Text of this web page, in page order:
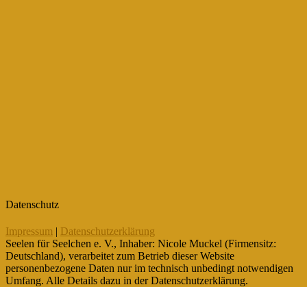
Datenschutz
Impressum | Datenschutzerklärung
Seelen für Seelchen e. V., Inhaber: Nicole Muckel (Firmensitz:
Deutschland), verarbeitet zum Betrieb dieser Website
personenbezogene Daten nur im technisch unbedingt notwendigen
Umfang. Alle Details dazu in der Datenschutzerklärung.